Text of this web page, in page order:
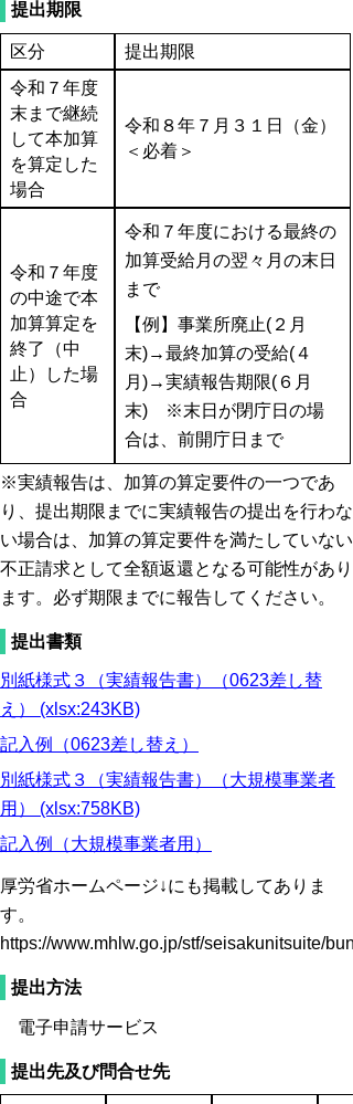
提出期限
区分
提出期限
令和７年度
末まで継続
して本加算
を算定した
場合
令和８年７月３１日（金）
＜必着＞
令和７年度
の中途で本
加算算定を
終了（中
止）した場
合
令和７年度における最終の
加算受給月の翌々月の末日
まで
【例】事業所廃止(２月
末)→最終加算の受給(４
月)→実績報告期限(６月
末) ※末日が閉庁日の場
合は、前開庁日まで
※実績報告は、加算の算定要件の一つであ
り、提出期限までに実績報告の提出を行わな
い場合は、加算の算定要件を満たしていない
不正請求として全額返還となる可能性があり
ます。必ず期限までに報告してください。
提出書類
別紙様式３（実績報告書）（0623差し替
え） (xlsx:243KB)
記入例
（0623差し替え）
別紙様式３（実績報告書）（大規模事業者
用） (xlsx:758KB)
記入例
（大規模事業者用）
厚労省ホームページ↓にも掲載してありま
す。
https://www.mhlw.go.jp/stf/seisakunitsuite/
提出方法
電子申請サービス
提出先及び問合せ先